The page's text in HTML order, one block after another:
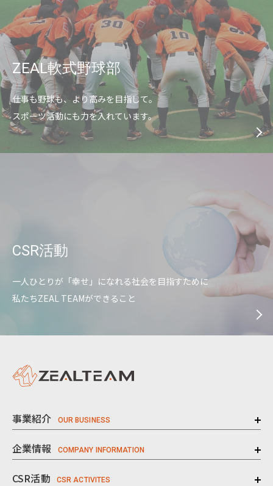
ZEAL軟式野球部
仕事も野球も、より高みを目指して。
スポーツ活動にも力を入れています。
CSR活動
一人ひとりが「幸せ」になれる社会を目指すために
私たちZEAL TEAMができること
事業紹介
企業情報
CSR活動